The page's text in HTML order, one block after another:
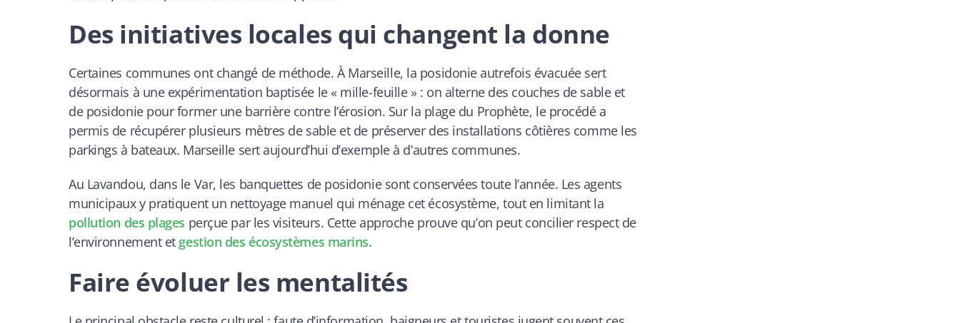
Des initiatives locales qui changent la donne
Certaines communes ont changé de méthode. À Marseille, la posidonie autrefois évacuée sert
désormais à une expérimentation baptisée le « mille-feuille » : on alterne des couches de sable et
de posidonie pour former une barrière contre l’érosion. Sur la plage du Prophète, le procédé a
permis de récupérer plusieurs mètres de sable et de préserver des installations côtières comme les
parkings à bateaux. Marseille sert aujourd’hui d’exemple à d’autres communes.
Au Lavandou, dans le Var, les banquettes de posidonie sont conservées toute l’année. Les agents
municipaux y pratiquent un nettoyage manuel qui ménage cet écosystème, tout en limitant la
pollution des plages perçue par les visiteurs. Cette approche prouve qu’on peut concilier respect de
l’environnement et gestion des écosystèmes marins.
Faire évoluer les mentalités